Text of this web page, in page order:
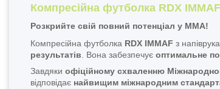
Компресійна футболка RDX
Розкрийте свій повний потенціал у ММА!
Компресійна футболка RDX IMMAF з
результатів . Вона забезпечує оптимальне
Завдяки офіційному схваленню
відповідає найвищим міжнародним